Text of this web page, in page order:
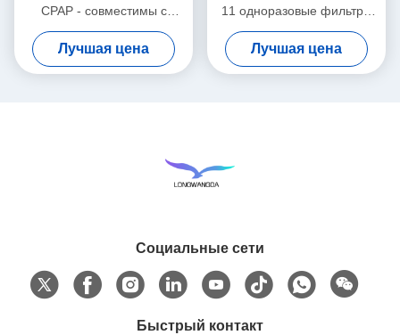
CPAP - совместимы с
серией комплектующих
Airsense 11
Лучшая цена
11 одноразовые фильтры
CPAP Заменные фильтры
Белый цвет
Лучшая цена
Социальные сети
Быстрый контакт